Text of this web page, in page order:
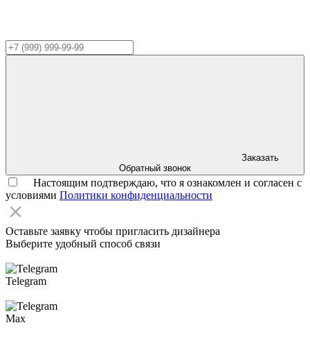
Заказать
Обратный звонок
Настоящим подтверждаю, что я ознакомлен и согласен с
условиями Политики конфиденциальности
Оставьте заявку чтобы пригласить дизайнера
Выберите удобный способ связи
Telegram
Max